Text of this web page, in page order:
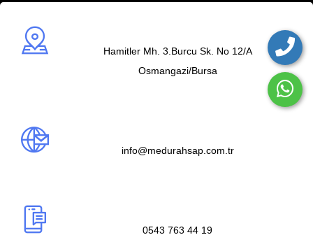
Hamitler Mh. 3.Burcu Sk. No 12/A
Osmangazi/Bursa
info@medurahsap.com.tr
0543 763 44 19